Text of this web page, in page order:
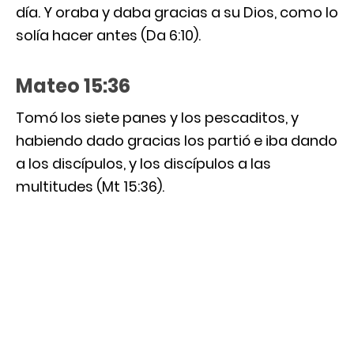
día. Y oraba y daba gracias a su Dios, como lo
solía hacer antes (Da 6:10).
Mateo 15:36
Tomó los siete panes y los pescaditos, y
habiendo dado gracias los partió e iba dando
a los discípulos, y los discípulos a las
multitudes (Mt 15:36).